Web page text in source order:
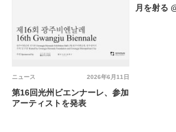
2026年6月11日
ニュース
第16回光州ビエンナーレ、参加
アーティストを発表
月を射る